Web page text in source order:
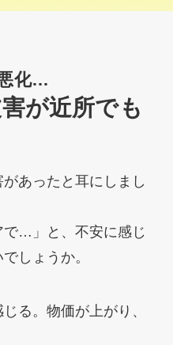
化…
が近所でも
あったと耳にしまし
で…」と、不安に感じ
しょうか。
る。物価が上がり、